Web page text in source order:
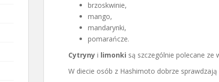
brzoskwinie,
mango,
mandarynki,
pomarańcze.
Cytryny i limonki są szczególnie polecane ze
W diecie osób z Hashimoto dobrze sprawdzają